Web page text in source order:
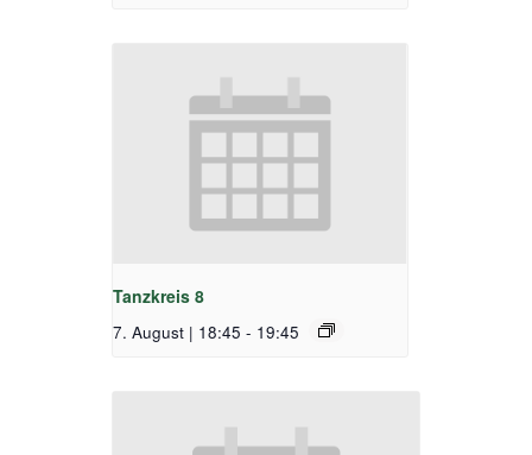
Tanzkreis 8
7. August | 18:45 - 19:45